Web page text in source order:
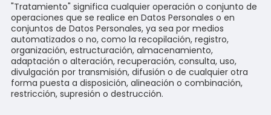
"Tratamiento" significa cualquier operación o conjunto de
operaciones que se realice en Datos Personales o en
conjuntos de Datos Personales, ya sea por medios
automatizados o no, como la recopilación, registro,
organización, estructuración, almacenamiento,
adaptación o alteración, recuperación, consulta, uso,
divulgación por transmisión, difusión o de cualquier otra
forma puesta a disposición, alineación o combinación,
restricción, supresión o destrucción.